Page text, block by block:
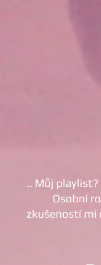
.. Můj playlist?
Osobní
zkušeností mi